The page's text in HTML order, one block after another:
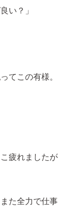
い？」
てこの有様。
疲れましたが
た全力で仕事